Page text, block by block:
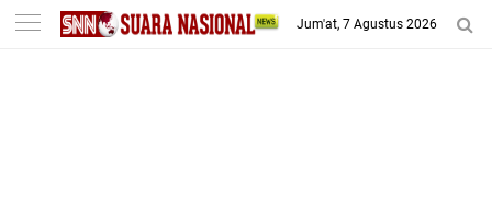
-->
Jum'at, 7 Agustus 2026